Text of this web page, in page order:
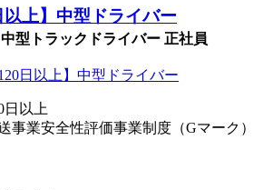
以上】中型ドライバー
型トラックドライバー 正社員
日以上
事業安全性評価事業制度（Gマーク）